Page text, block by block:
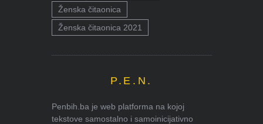
Ženska čitaonica
Ženska čitaonica 2021
P.E.N.
Penbih.ba je web platforma na kojoj
tekstove samostalno i samoinicijativno